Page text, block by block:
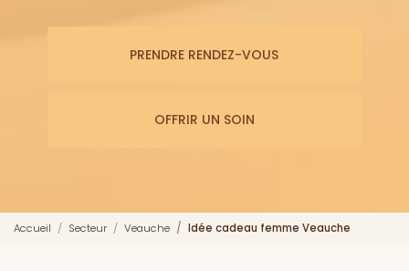
PRENDRE RENDEZ-VOUS
OFFRIR UN SOIN
Accueil Secteur Veauche Idée cadeau femme Veauche